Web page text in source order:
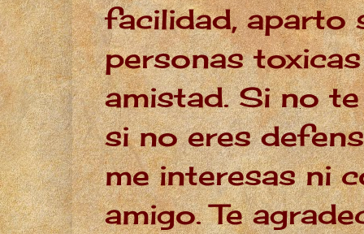
facilidad, aparto
personas
amistad. Si no
si no eres
me interesas ni
amigo. Te